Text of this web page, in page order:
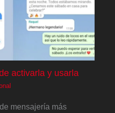
activarla y usarla
mensajería más